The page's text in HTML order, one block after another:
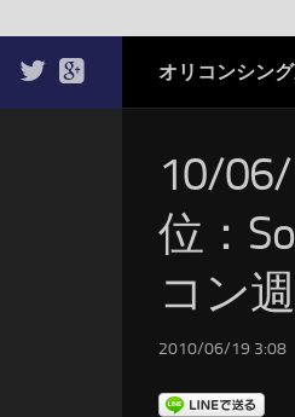
オリコンシン
10/
位：
コン
2010/06/19 3:08